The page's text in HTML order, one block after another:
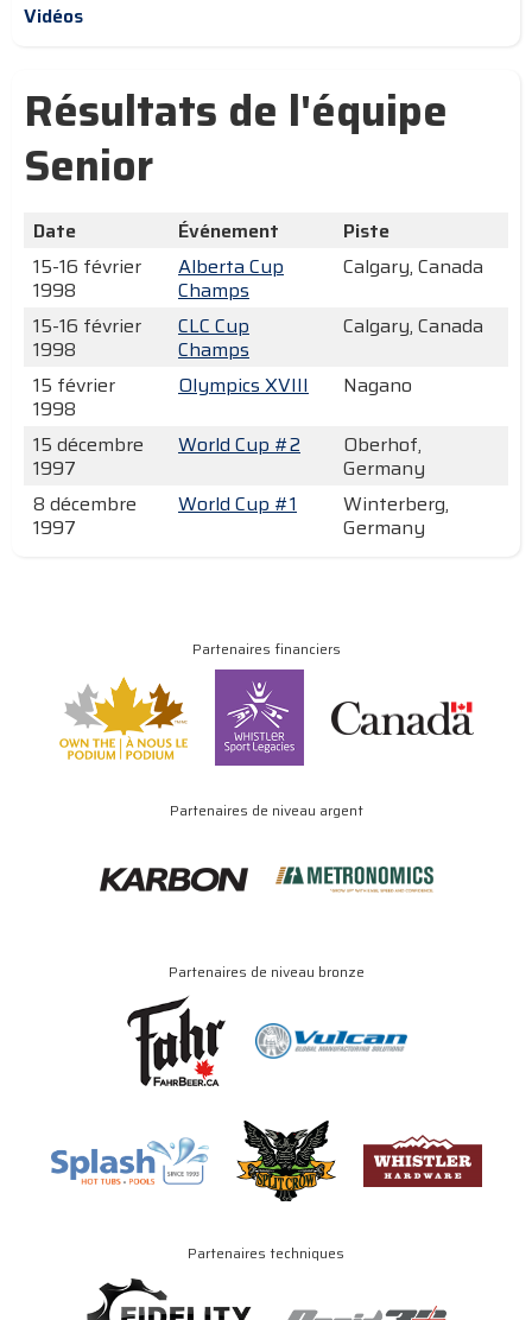
Vidéos
Résultats de l'équipe
Senior
Date Événement
Piste
15-16 février
1998
Alberta Cup
Champs
Calgary, Canada
15-16 février
1998
CLC Cup
Champs
Calgary, Canada
15 février
1998
Olympics XVIII
Nagano
15 décembre
1997
World Cup #2
Oberhof,
Germany
8 décembre
1997
World Cup #1
Winterberg,
Germany
Partenaires financiers
Partenaires de niveau argent
Partenaires de niveau bronze
Partenaires techniques